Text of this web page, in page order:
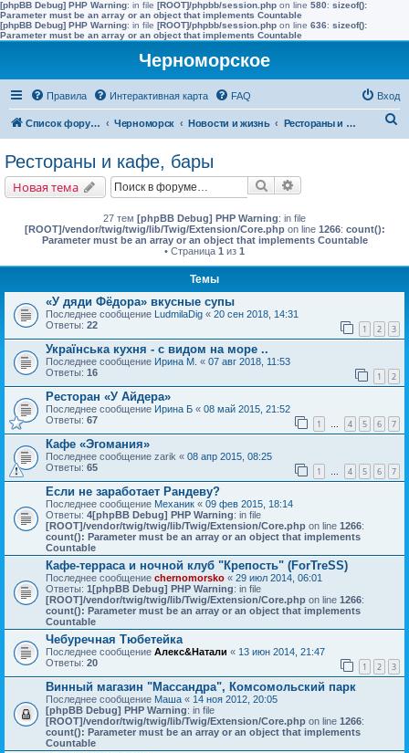
[phpBB Debug] PHP Warning: in file [ROOT]/phpbb/session.php on line 580: sizeof():
Parameter must be an array or an object that implements Countable
[phpBB Debug] PHP Warning: in file [ROOT]/phpbb/session.php on line 636: sizeof():
Parameter must be an array or an object that implements Countable
Черноморское
Правила Интерактивная карта FAQ Вход
Список форумов Черноморск Новости и жизнь Рестораны и кафе, бары
Рестораны и кафе, бары
Новая тема Поиск
27 тем [phpBB Debug] PHP Warning: in file
[ROOT]/vendor/twig/twig/lib/Twig/Extension/Core.phpon line 1266: count():
Parameter must be an array or an object that implements Countable
• Страница 1 из 1
Темы
«У дяди Фёдора» вкусные супы
Последнее сообщение LudmilaDig « 20 сен 2018, 14:31
Ответы: 22 1 2 3
Українська кухня - с видом на море ..
Последнее сообщение Ирина М. « 07 авг 2018, 11:53
Ответы: 16 1 2
Ресторан «У Айдера»
Последнее сообщение Ирина Б « 08 май 2015, 21:52
Ответы: 67 1 … 4 5 6 7
Кафе «Эгомания»
Последнее сообщение zarik « 08 апр 2015, 08:25
Ответы: 65 1 … 4 5 6 7
Если не заработает Рандеву?
Последнее сообщение Механик « 09 фев 2015, 18:14
Ответы: 4[phpBB Debug] PHP Warning: in file
[ROOT]/vendor/twig/twig/lib/Twig/Extension/Core.php on line 1266:
count(): Parameter must be an array or an object that implements
Countable
Кафе-терраса и ночной клуб "Крепость" (ForTreSS)
Последнее сообщение chernomorsko « 29 июл 2014, 06:01
Ответы: 1 [phpBB Debug] PHP Warning: in file
[ROOT]/vendor/twig/twig/lib/Twig/Extension/Core.php on line 1266:
count(): Parameter must be an array or an object that implements
Countable
Чебуречная Тюбетейка
Последнее сообщение Алекс&Натали « 13 июн 2014, 21:47
Ответы: 20 1 2 3
Винный магазин "Массандра", Комсомольский парк
Последнее сообщение Маша « 14 ноя 2012, 20:05
[phpBB Debug] PHP Warning: in file
[ROOT]/vendor/twig/twig/lib/Twig/Extension/Core.php on line 1266:
count(): Parameter must be an array or an object that implements
Countable